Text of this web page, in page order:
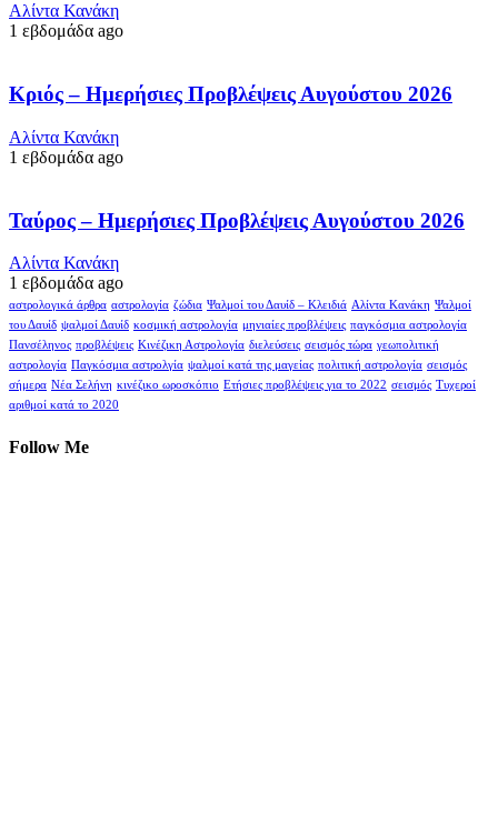
Αλίντα Κανάκη
1 εβδομάδα ago
Κριός – Ημερήσιες Προβλέψεις Αυγούστου 2026
Αλίντα Κανάκη
1 εβδομάδα ago
Ταύρος – Ημερήσιες Προβλέψεις Αυγούστου 2026
Αλίντα Κανάκη
1 εβδομάδα ago
αστρολογικά άρθρα αστρολογία ζώδια Ψαλμοί του Δαυίδ – Κλειδιά Αλίντα Κανάκη Ψαλμοί
του Δαυίδ ψαλμοί Δαυίδ κοσμική αστρολογία μηνιαίες προβλέψεις παγκόσμια αστρολογία
Πανσέληνος προβλέψεις Κινέζικη Αστρολογία διελεύσεις σεισμός τώρα γεωπολιτική
αστρολογία Παγκόσμια αστρολγία ψαλμοί κατά της μαγείας πολιτική αστρολογία σεισμός
σήμερα Νέα Σελήνη κινέζικο ωροσκόπιο Ετήσιες προβλέψεις για το 2022 σεισμός Τυχεροί
αριθμοί κατά το 2020
Follow Me